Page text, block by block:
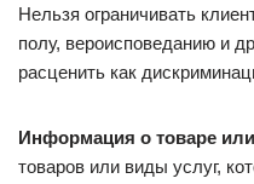
Нельзя ограничивать
полу, вероисповеданию и
расценить как
Информация о товаре или
товаров или виды услуг,